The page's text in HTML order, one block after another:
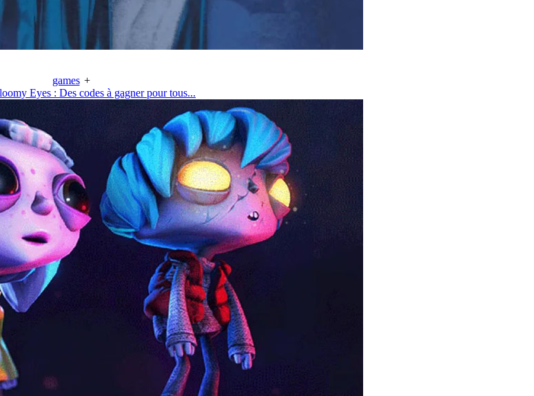
games +
Eyes : Des codes à gagner pour tous...